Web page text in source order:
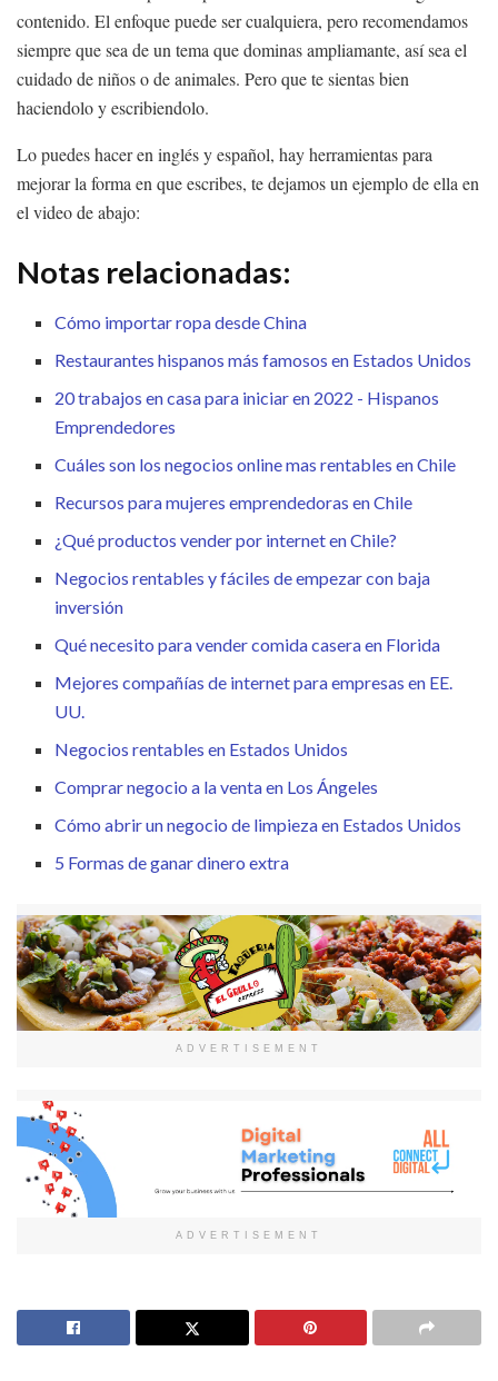
contenido. El enfoque puede ser cualquiera, pero recomendamos
siempre que sea de un tema que dominas ampliamante, así sea el
cuidado de niños o de animales. Pero que te sientas bien
haciendolo y escribiendolo.
Lo puedes hacer en inglés y español, hay herramientas para
mejorar la forma en que escribes, te dejamos un ejemplo de ella en
el video de abajo:
Notas relacionadas:
Cómo importar ropa desde China
Restaurantes hispanos más famosos en Estados Unidos
20 trabajos en casa para iniciar en 2022 - Hispanos
Emprendedores
Cuáles son los negocios online mas rentables en Chile
Recursos para mujeres emprendedoras en Chile
¿Qué productos vender por internet en Chile?
Negocios rentables y fáciles de empezar con baja
inversión
Qué necesito para vender comida casera en Florida
Mejores compañías de internet para empresas en EE.
UU.
Negocios rentables en Estados Unidos
Comprar negocio a la venta en Los Ángeles
Cómo abrir un negocio de limpieza en Estados Unidos
5 Formas de ganar dinero extra
ADVERTISEMENT
ADVERTISEMENT